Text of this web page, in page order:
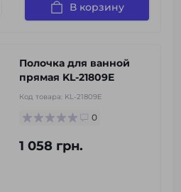
В корзину
Полочка для ванной
прямая KL-21809E
Код товара: KL-21809E
0
1 058 грн.